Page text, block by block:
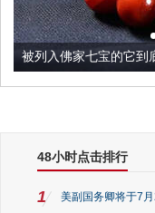
被列入佛家七宝的它到
48小时点击排行
1 美副国务卿将于7